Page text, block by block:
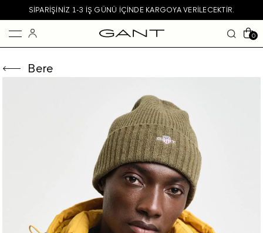
SIPARIŞINIZ 1-3 IŞ GÜNÜ IÇINDE KARGOYA VERILECEKTIR.
0
Bere